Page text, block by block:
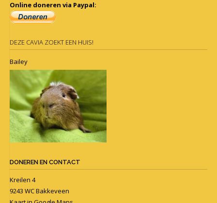
Online doneren via Paypal:
DEZE CAVIA ZOEKT EEN HUIS!
Bailey
DONEREN EN CONTACT
Kreilen 4
9243 WC Bakkeveen